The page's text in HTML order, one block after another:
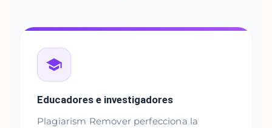
Educadores e investigadores
Plagiarism Remover perfecciona la